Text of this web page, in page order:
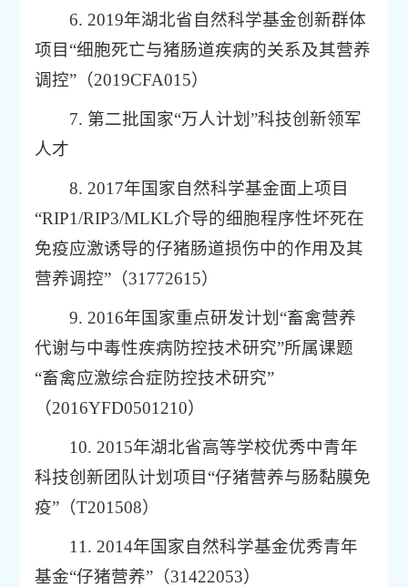
6. 2019年湖北省自然科学基金创新群体
项目“细胞死亡与猪肠道疾病的关系及其营养
调控”（2019CFA015）
7. 第二批国家“万人计划”科技创新领军
人才
8. 2017年国家自然科学基金面上项目
“RIP1/RIP3/MLKL介导的细胞程序性坏死在
免疫应激诱导的仔猪肠道损伤中的作用及其
营养调控”（31772615）
9. 2016年国家重点研发计划“畜禽营养
代谢与中毒性疾病防控技术研究”所属课题
“畜禽应激综合症防控技术研究”
（2016YFD0501210）
10. 2015年湖北省高等学校优秀中青年
科技创新团队计划项目“仔猪营养与肠黏膜免
疫”（T201508）
11. 2014年国家自然科学基金优秀青年
基金“仔猪营养”（31422053）